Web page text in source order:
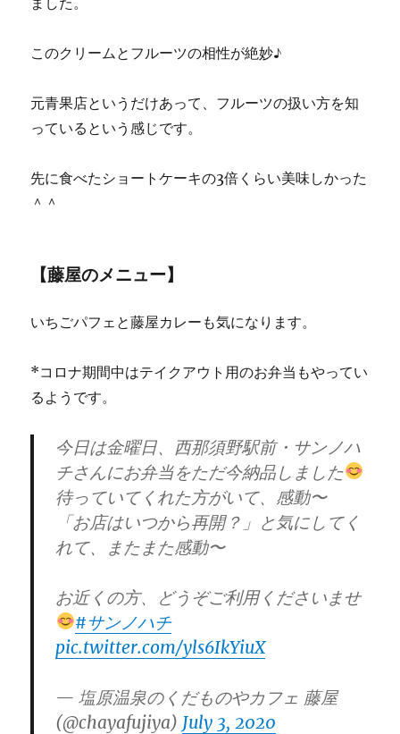
このクリームとフルーツの相性が絶妙♪
元青果店というだけあって、フルーツの扱い方を知
っているという感じです。
先に食べたショートケーキの3倍くらい美味しかった
＾＾
【藤屋のメニュー】
いちごパフェと藤屋カレーも気になります。
*コロナ期間中はテイクアウト用のお弁当もやってい
るようです。
今日は金曜日、西那須野駅前・サンノハ
チさんにお弁当をただ今納品しました
待っていてくれた方がいて、感動〜
「お店はいつから再開？」と気にしてく
れて、またまた感動〜
お近くの方、どうぞご利用くださいませ
#サンノハチ
pic.twitter.com/yls6IkYiuX
— 塩原温泉のくだものやカフェ 藤屋
(@chayafujiya) July 3, 2020